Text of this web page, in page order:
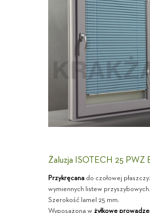
Żaluzja ISOTECH 25 PWZ
Przykręcanado czołowej
wymiennych listew przyszybowych.
Szerokość lamel 25 mm.
Wyposażona w żyłkowe